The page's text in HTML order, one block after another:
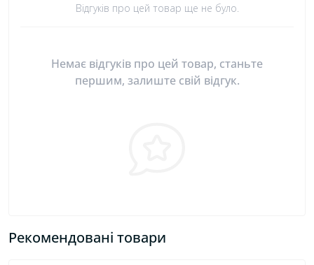
Відгуків про цей товар ще не було.
Немає відгуків про цей товар, станьте
першим, залиште свій відгук.
Рекомендовані товари